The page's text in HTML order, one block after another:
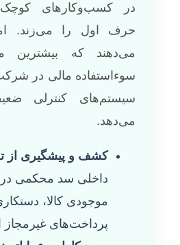
در کسب‌وکارهای
حرف اول را می‌زند.
می‌دهند که بیشترین
سوءاستفاده مالی در
سیستم‌های کنترلی
می‌دهد.
کشف و پیشگیری از
داخلی سد محکمی
موجودی کالا،
پرداخت‌های